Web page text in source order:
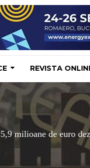
REVISTA
milioane de euro